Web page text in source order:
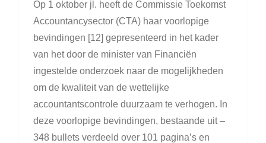
Op 1 oktober jl. heeft de Commissie Toekomst
Accountancysector (CTA) haar voorlopige
bevindingen [12] gepresenteerd in het kader
van het door de minister van Financiën
ingestelde onderzoek naar de mogelijkheden
om de kwaliteit van de wettelijke
accountantscontrole duurzaam te verhogen. In
deze voorlopige bevindingen, bestaande uit –
348 bullets verdeeld over 101 pagina’s en